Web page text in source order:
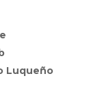
Luqueño